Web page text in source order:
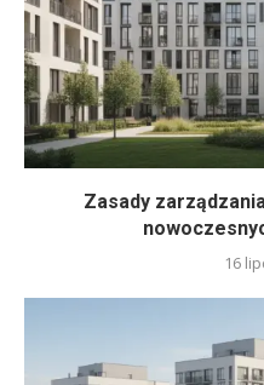
Zasady
16